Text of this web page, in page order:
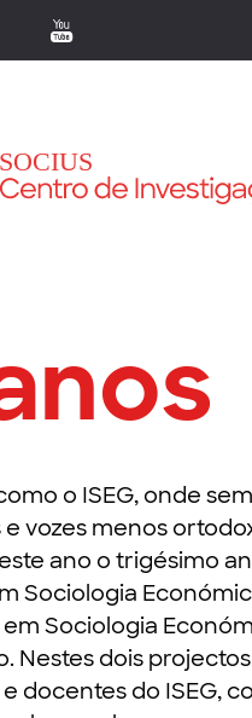
o ISEG, onde
e vozes menos
ano o trigésimo
Sociologia
Sociologia
Nestes dois
docentes do ISEG,